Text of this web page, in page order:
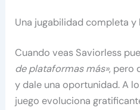
Una jugabilidad completa y
Cuando veas Saviorless
de plataformas más», pero
y dale una oportunidad. A
juego evoluciona